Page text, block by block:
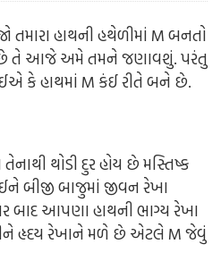
હાથની હથેળીમાં M બનતો
છે તે આજે અમે તમને જણાવશું. પરંતુ
કે હાથમાં M કંઈ રીતે બને છે.
તેનાથી થોડી દુર હોય છે મસ્તિષ્ક
બીજી બાજુમાં જીવન રેખા
બાદ આપણા હાથની ભાગ્ય રેખા
હૃદય રેખાને મળે છે એટલે M જેવું